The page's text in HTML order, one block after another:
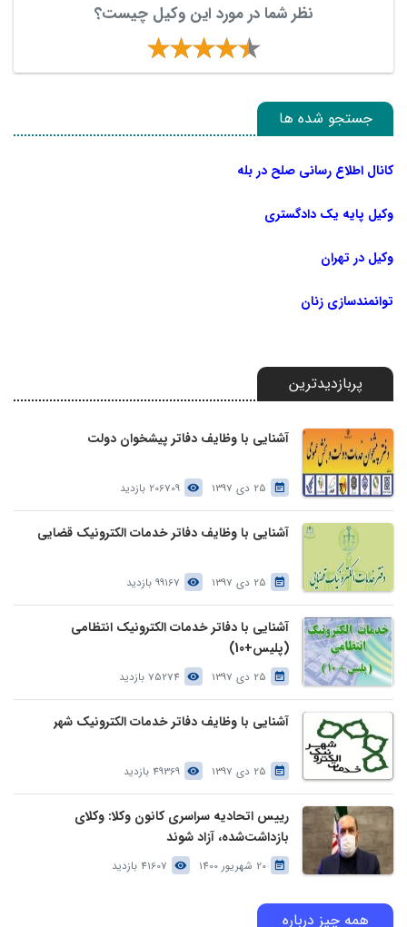
نظر شما در مورد این وکیل چیست؟
جستجو شده ها
کانال اطلاع رسانی صلح در بله
وکیل پایه یک دادگستری
وکیل در تهران
توانمندسازی زنان
پربازدیدترین
آشنایی با وظایف دفاتر پیشخوان دولت
25 دی 1397 206709 بازدید
آشنایی با وظایف دفاتر خدمات الکترونیک قضایی
25 دی 1397 99167 بازدید
آشنایی با دفاتر خدمات الکترونیک انتظامی
(پلیس+10)
25 دی 1397 75274 بازدید
آشنایی با وظایف دفاتر خدمات الکترونیک شهر
25 دی 1397 49369 بازدید
رییس اتحادیه سراسری کانون وکلا: وکلای
بازداشت‌شده، آزاد شوند
20 شهریور 1400 41607 بازدید
همه چیز درباره